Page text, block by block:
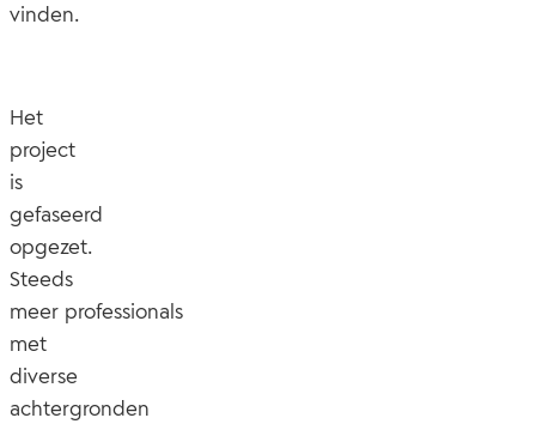
vinden.
Het
project
is
gefaseerd
opgezet.
Steeds
meer professionals
met
diverse
achtergronden